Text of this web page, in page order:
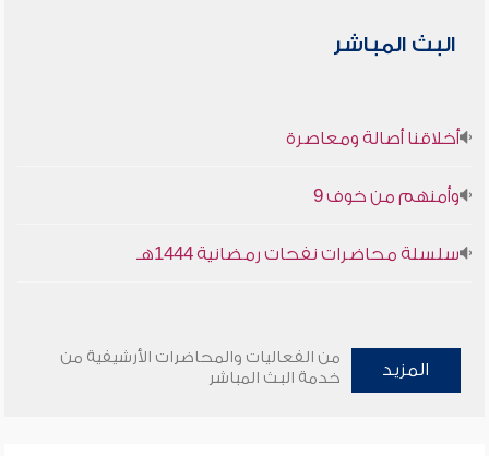
البث المباشر
أخلاقنا أصالة ومعاصرة
وأمنهم من خوف 9
سلسلة محاضرات نفحات رمضانية 1444هـ
المزيد
من الفعاليات والمحاضرات الأرشيفية من
خدمة البث المباشر